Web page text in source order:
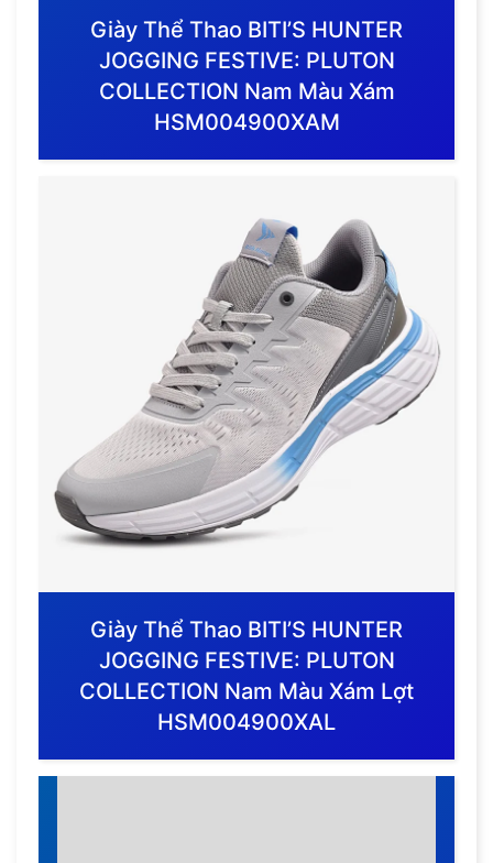
Giày Thể Thao BITI’S HUNTER
JOGGING FESTIVE: PLUTON
COLLECTION Nam Màu Xám
HSM004900XAM
Giày Thể Thao BITI’S HUNTER
JOGGING FESTIVE: PLUTON
COLLECTION Nam Màu Xám Lợt
HSM004900XAL